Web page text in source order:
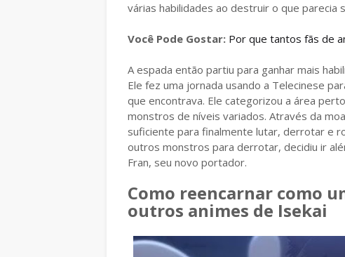
várias habilidades ao destruir o que parecia
Você Pode Gostar: Por que tantos fãs de
A espada então partiu para ganhar mais
Ele fez uma jornada usando a Telecinese
que encontrava. Ele categorizou a área
monstros de níveis variados. Através da
suficiente para finalmente lutar, derrotar e
outros monstros para derrotar, decidiu ir
Fran, seu novo portador.
Como reencarnar como
outros animes de Isekai